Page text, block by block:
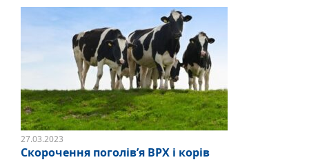
27.03.2023
Скорочення поголів’я ВРХ і корів